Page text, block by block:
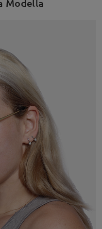
Modella